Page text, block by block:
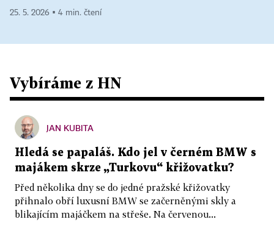
25. 5. 2026 ▪ 4 min. čtení
Vybíráme z HN
JAN KUBITA
Hledá se papaláš. Kdo jel v černém BMW s
majákem skrze „Turkovu“ křižovatku?
Před několika dny se do jedné pražské křižovatky
přihnalo obří luxusní BMW se začerněnými skly a
blikajícím majáčkem na střeše. Na červenou...